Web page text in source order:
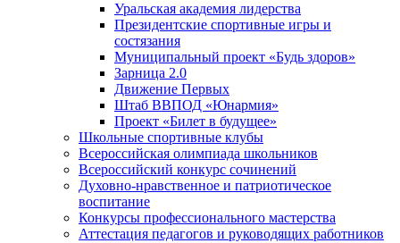
Уральская академия лидерства
Президентские спортивные игры и
состязания
Муниципальный проект «Будь здоров»
Зарница 2.0
Движение Первых
Штаб ВВПОД «Юнармия»
Проект «Билет в будущее»
Школьные спортивные клубы
Всероссийская олимпиада школьников
Всероссийский конкурс сочинений
Духовно-нравственное и патриотическое
воспитание
Конкурсы профессионального мастерства
Аттестация педагогов и руководящих работников